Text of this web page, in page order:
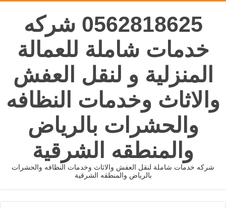
0562818625 شركه
خدمات شاملة للعمالة
المنزلية و لنقل العفش
والاثاث وخدمات النظافه
والحشرات بالرياض
والمنطقه الشرقية
شركه خدمات شاملة لنقل العفش والاثاث وخدمات النظافه والحشرات
بالرياض والمنطقه الشرقية